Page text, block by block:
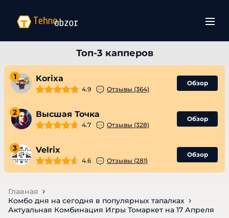
1 Korixa
4.9 Отзывы (364)
Обзор
2 Высшая Точка
4.7 Отзывы (328)
Обзор
3 Velrix
4.6 Отзывы (281)
Обзор
Главная
Комбо дня на сегодня в популярных тапалках
Актуальная Комбинация Игры Томаркет на 17 Апреля